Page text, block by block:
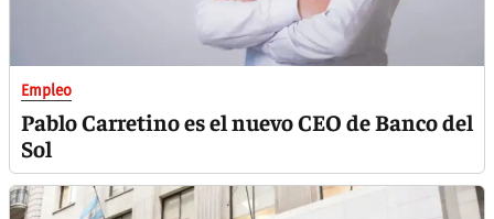
Empleo
Pablo Carretino es el nuevo CEO de Banco del
Sol